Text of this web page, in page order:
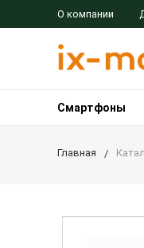
О компании
Смартфоны
Главная